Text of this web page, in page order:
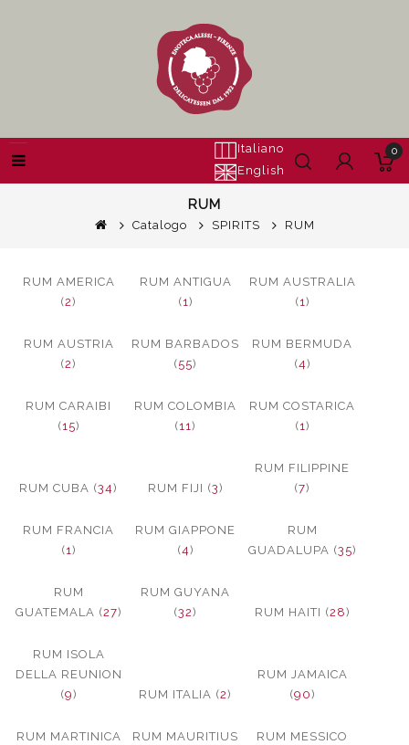
Italiano
English
0
RUM
Catalogo SPIRITS RUM
RUM AMERICA
(2)
RUM ANTIGUA
(1)
RUM AUSTRALIA
(1)
RUM AUSTRIA
(2)
RUM BARBADOS
(55)
RUM BERMUDA
(4)
RUM CARAIBI
(15)
RUM COLOMBIA
(11)
RUM COSTARICA
(1)
RUM CUBA (34) RUM FIJI (3)
RUM FILIPPINE
(7)
RUM FRANCIA
(1)
RUM GIAPPONE
(4)
RUM
GUADALUPA (35)
RUM
GUATEMALA (27)
RUM GUYANA
(32) RUM HAITI (28)
RUM ISOLA
DELLA REUNION
(9) RUM ITALIA (2)
RUM JAMAICA
(90)
RUM MARTINICA
RUM MAURITIUS
RUM MESSICO